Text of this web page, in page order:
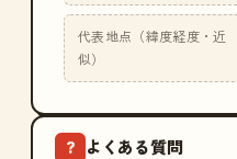
代表地点（緯度経度・近
似）
? よくある質問